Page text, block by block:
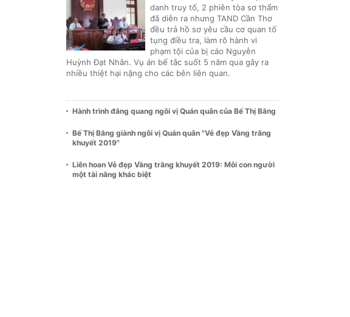
danh truy tố, 2 phiên tòa sơ thẩm
đã diễn ra nhưng TAND Cần Thơ
đều trả hồ sơ yêu cầu cơ quan tố
tụng điều tra, làm rõ hành vi
phạm tội của bị cáo Nguyễn
Huỳnh Đạt Nhân. Vụ án bế tắc suốt 5 năm qua gây ra
nhiều thiệt hại nặng cho các bên liên quan.
Hành trình đăng quang ngôi vị Quán quân của Bế Thị Băng
Bế Thị Băng giành ngôi vị Quán quân "Vẻ đẹp Vầng trăng
khuyết 2019"
Liên hoan Vẻ đẹp Vầng trăng khuyết 2019: Mỗi con người
một tài năng khác biệt